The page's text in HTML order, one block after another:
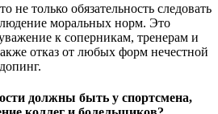
только обязательность следовать
моральных норм. Это
к соперникам, тренерам и
отказ от любых форм нечестной
должны быть у спортсмена,